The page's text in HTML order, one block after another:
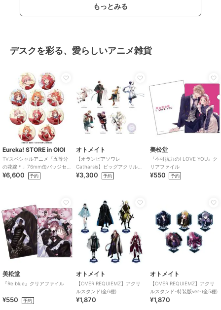
もっとみる
デスクを彩る、愛らしいアニメ雑貨
Eureka! STORE in OIOI
TVスペシャルアニメ「五等分
の花嫁＊」76mm缶バッジセ
ット
¥6,600 予約
オトメイト
【オランピアソワレ
Catharsis】ビッグアクリルス
タンド(全7種)
¥3,300 予約
美松堂
『不可抗力のI LOVE YOU』ク
リアファイル
¥550 予約
美松堂
『Re:blue』クリアファイル
¥550 予約
オトメイト
【OVER REQUIEMZ】アクリ
ルスタンド(全6種)
¥1,870
オトメイト
【OVER REQUIEMZ】アクリ
ルスタンド-特装版ver-(全5種)
¥1,870